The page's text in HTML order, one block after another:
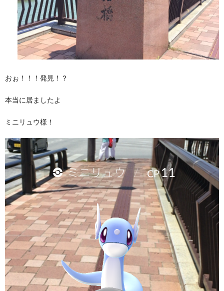
おぉ！！！発見！？
本当に居ましたよ
ミニリュウ様！